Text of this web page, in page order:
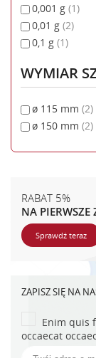
0,001 g (1)
0,01 g (2)
0,1 g (1)
WYMIAR
ø 115 mm (2)
ø 150 mm (2)
RABAT 5%
NA PIERWSZE
Sprawdź teraz
ZAPISZ SIĘ NA
Enim quis
occaecat